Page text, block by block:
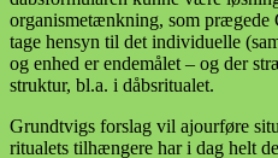
organismetænkning, som prægede
tage hensyn til det individuelle
og enhed er endemålet – og der
struktur, bl.a. i dåbsritualet.
Grundtvigs forslag vil ajourføre
ritualets tilhængere har i dag helt